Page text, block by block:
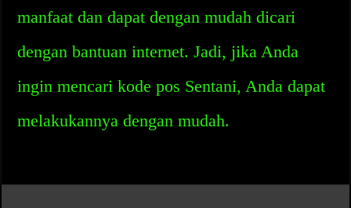
manfaat dan dapat dengan mudah dicari
dengan bantuan internet. Jadi, jika Anda
ingin mencari kode pos Sentani, Anda dapat
melakukannya dengan mudah.